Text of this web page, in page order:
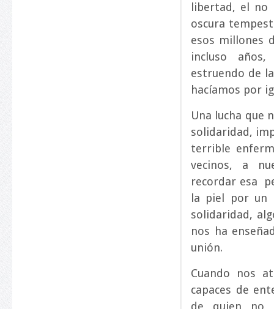
libertad, el no
oscura
esos millones
incluso
estruendo de
hacíamos por
Una lucha que
solidaridad,
terrible
vecinos, a
recordar esa
la piel por un
solidaridad,
nos ha
unión.
Cuando nos
capaces de
de quien no